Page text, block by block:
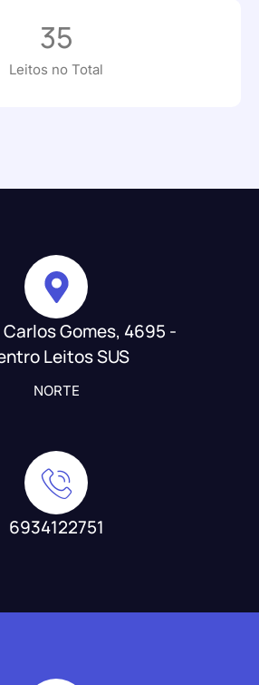
Leitos no Total
35
Gomes, 4695 -
Leitos SUS
NORTE
6934122751